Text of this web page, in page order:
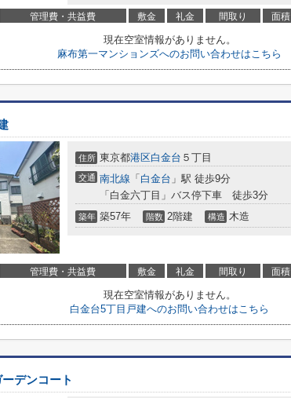
管理費・共益費 敷金 礼金 間取り 面積
現在空室情報がありません。
麻布第一マンションズへのお問い合わせはこちら
住所 東京都港区白金台 ５丁目
交通 南北線 「 白金台 」駅 徒歩9分
「白金六丁目」バス停下車 徒歩3分
築年 築57年 階数 2階建 構造 木造
管理費・共益費 敷金 礼金 間取り 面積
現在空室情報がありません。
白金台5丁目戸建へのお問い合わせはこちら
デンコート